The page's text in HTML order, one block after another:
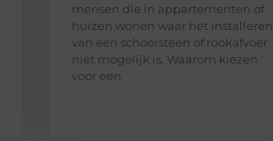
mensen die in appartementen of
huizen wonen waar het installeren
van een schoorsteen of rookafvoer
niet mogelijk is. Waarom kiezen
voor een